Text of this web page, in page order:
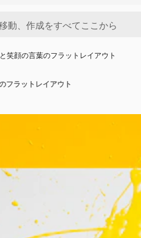
笑顔の言葉のフラットレイアウト
フラットレイアウト